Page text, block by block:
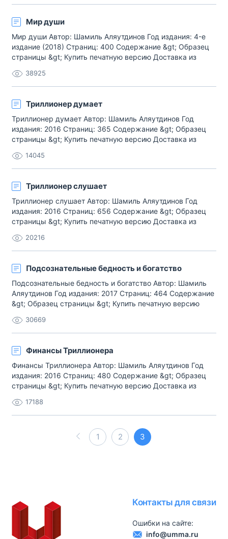
существует много обычаев, различного рода традиций,
связанных с погребением покойного[…]
Мир души
Мир души Автор: Шамиль Аляутдинов Год издания: 4-e
издание (2018) Страниц: 400 Содержание &gt; Образец
страницы &gt; Купить печатную версию Доставка из
ummabook.ru Аудиокнига ummabook.ru Говорят, чтобы
написать полезную, живую, дарующую читателям
частички духовного возрож[…]
38925
Триллионер думает
Триллионер думает Автор: Шамиль Аляутдинов Год
издания: 2016 Страниц: 365 Содержание &gt; Образец
страницы &gt; Купить печатную версию Доставка из
ummabook.ru О том, как научиться планировать свой
день, неделю, год, жизнь, эффективно распределяя
время, верно расставляя прио[…]
14045
Триллионер слушает
Триллионер слушает Автор: Шамиль Аляутдинов Год
издания: 2016 Страниц: 656 Содержание &gt; Образец
страницы &gt; Купить печатную версию Доставка из
ummabook.ru Купить аудиоверсию Том 1Том 2Том 3 О
том, как стать Триллионером, человеком, обретшим
духовное и материальное […]
20216
Подсознательные бедность и богатство
Подсознательные бедность и богатство Автор: Шамиль
Аляутдинов Год издания: 2017 Страниц: 464 Содержание
&gt; Образец страницы &gt; Купить печатную версию
электронную версию ummabook.ru Качество жизни
определяется нашими убеждениями. Вы любите тратить?
Большие скидки у продавцов лю[…]
30669
Финансы Триллионера
Финансы Триллионера Автор: Шамиль Аляутдинов Год
издания: 2016 Страниц: 480 Содержание &gt; Образец
страницы &gt; Купить печатную версию Доставка из
ummabook.ru Про книгу Те, кому с детства внушали, что
«из трепета пред Богом» нужно быть бедным и
скромным (а встретить подоб[…]
17188
1 2 3
Контакты для связи
Ошибки на сайте:
info@umma.ru